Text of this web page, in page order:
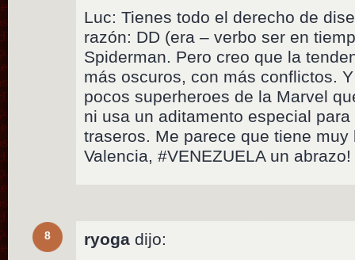
Luc: Tienes todo el derecho de
razón: DD (era – verbo ser en
Spiderman. Pero creo que la
más oscuros, con más conflictos.
pocos superheroes de la Marvel
ni usa un aditamento especial
traseros. Me parece que tiene
Valencia, #VENEZUELA un abrazo!
8 ryoga dijo: